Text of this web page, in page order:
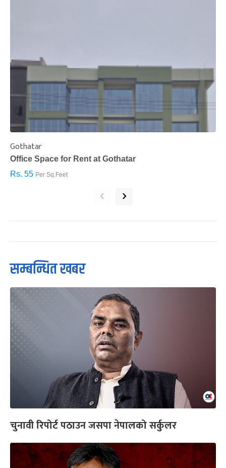
Gothatar
Office Space for Rent at Gothatar
Rs. 55 Per Sq.Feet
‹ ›
सम्बन्धित खबर
चुनावी रिपोर्ट पठाउन जसपा नेपालको सर्कुलर